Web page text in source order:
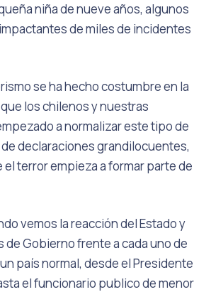
niña de nueve años, algunos
de miles de incidentes
se ha hecho costumbre en la
los chilenos y nuestras
a normalizar este tipo de
declaraciones grandilocuentes,
terror empieza a formar parte de
vemos la reacción del Estado y
de Gobierno frente a cada uno de
país normal, desde el Presidente
el funcionario publico de menor